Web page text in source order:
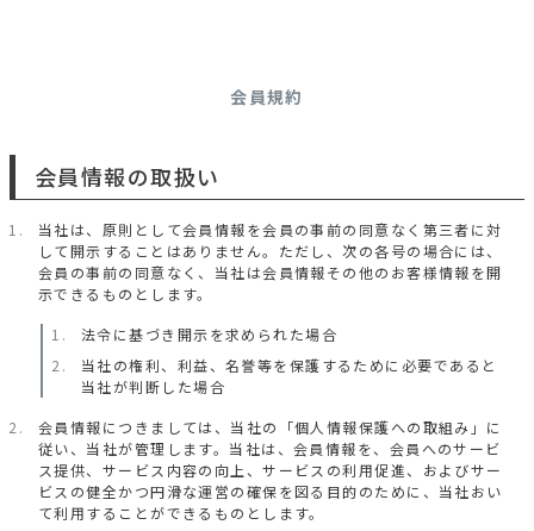
会員規約
会員情報の取扱い
当社は、原則として会員情報を会員の事前の同意なく第三者に対
して開示することはありません。ただし、次の各号の場合には、
会員の事前の同意なく、当社は会員情報その他のお客様情報を開
示できるものとします。
法令に基づき開示を求められた場合
当社の権利、利益、名誉等を保護するために必要であると
当社が判断した場合
会員情報につきましては、当社の「個人情報保護への取組み」に
従い、当社が管理します。当社は、会員情報を、会員へのサービ
ス提供、サービス内容の向上、サービスの利用促進、およびサー
ビスの健全かつ円滑な運営の確保を図る目的のために、当社おい
て利用することができるものとします。